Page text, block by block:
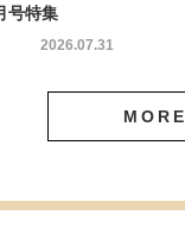
号特集
2026.07.31
MORE